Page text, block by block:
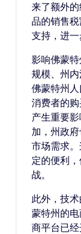
来了额外
品的销售
支持，进一
影响佛蒙
规模、州内
佛蒙特州
消费者的
产生重要
加，州政
市场需求
定的便利
战。
此外，技
蒙特州的
商平台已